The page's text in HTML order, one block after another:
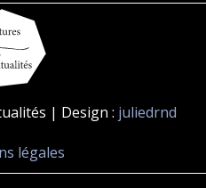
| Design : juliedrnd
légales